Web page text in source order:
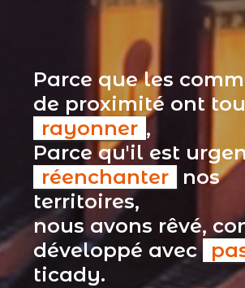
Parce que les
de proximité ont
rayonner ,
Parce qu'il est
réenchanter
nos
territoires,
nous avons rêvé,
développé avec
ticady.